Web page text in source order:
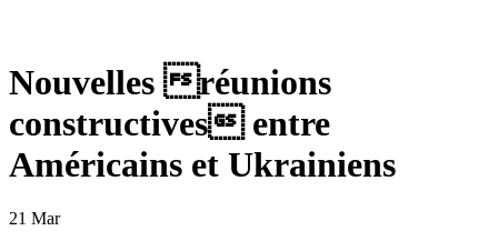
Nouvelles réunions
constructives entre
Américains et Ukrainiens
21 Mar